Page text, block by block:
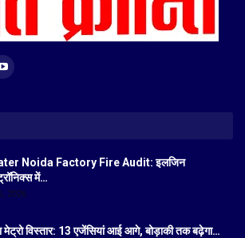
Noida Factory Fire Audit: इलजिन
में…
2026
मेट्रो विस्तार: 13 एजेंसियां आई आगे, बोड़ाकी तक बढ़ेगा…